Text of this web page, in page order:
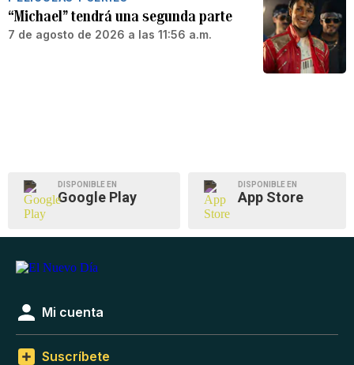
“Michael” tendrá una segunda parte
7 de agosto de 2026 a las 11:56 a.m.
DISPONIBLE EN
Google Play
DISPONIBLE EN
App Store
Mi cuenta
Suscríbete